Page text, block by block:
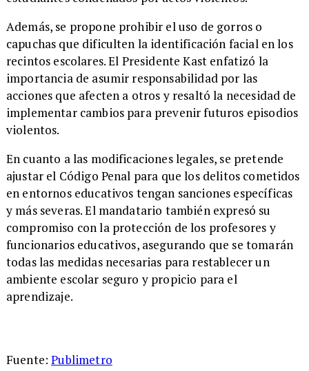
Además, se propone prohibir el uso de gorros o
capuchas que dificulten la identificación facial en los
recintos escolares. El Presidente Kast enfatizó la
importancia de asumir responsabilidad por las
acciones que afecten a otros y resaltó la necesidad de
implementar cambios para prevenir futuros episodios
violentos.
En cuanto a las modificaciones legales, se pretende
ajustar el Código Penal para que los delitos cometidos
en entornos educativos tengan sanciones específicas
y más severas. El mandatario también expresó su
compromiso con la protección de los profesores y
funcionarios educativos, asegurando que se tomarán
todas las medidas necesarias para restablecer un
ambiente escolar seguro y propicio para el
aprendizaje.
Fuente:Publimetro